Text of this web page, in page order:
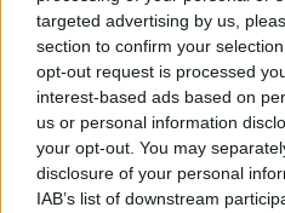
targeted advertising by us,
section to confirm your
opt-out request is processed
interest-based ads based on
us or personal information
your opt-out. You may
disclosure of your personal
IAB’s list of downstream
Si juegas a Golf Solitaire,
gustarte: